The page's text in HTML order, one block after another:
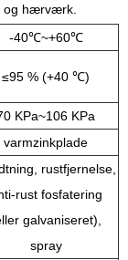
og hærværk.
-40℃~+60℃
≤95 % (+40 ℃)
KPa~106 KPa
varmzinkplade
rustfjernelse,
rust fosfatering
galvaniseret),
spray